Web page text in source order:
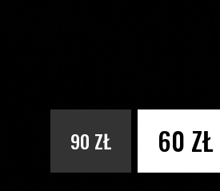
90 ZŁ 60 ZŁ
PODAJ KWOTĘ